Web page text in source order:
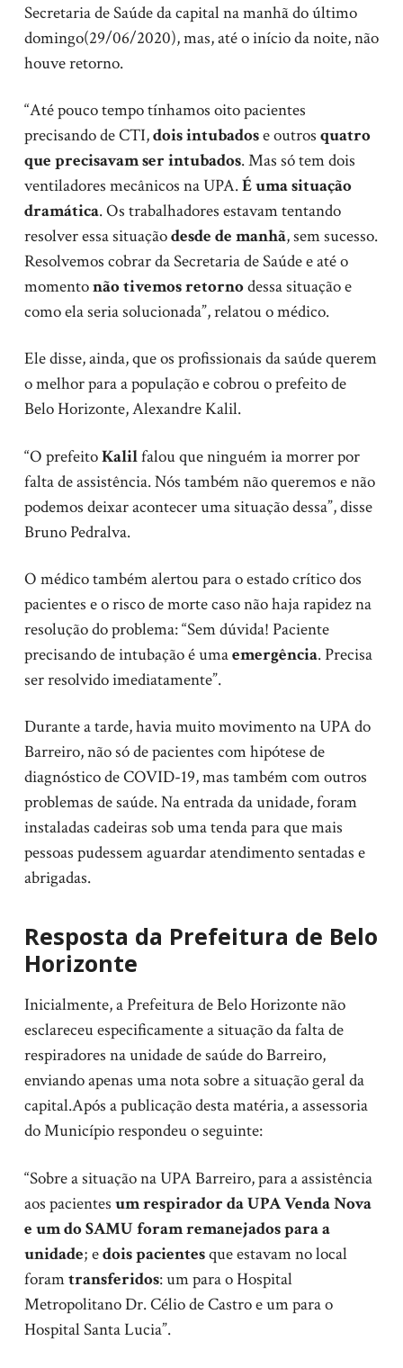
Secretaria de Saúde da capital na manhã do último
domingo(29/06/2020), mas, até o início da noite, não
houve retorno.
“Até pouco tempo tínhamos oito pacientes
precisando de CTI,dois intubadose outros quatro
que precisavam ser intubados. Mas só tem dois
ventiladores mecânicos na UPA.É uma situação
dramática. Os trabalhadores estavam tentando
resolver essa situaçãodesde de manhã, sem sucesso.
Resolvemos cobrar da Secretaria de Saúde e até o
momentonão tivemos retornodessa situação e
como ela seria solucionada”, relatou o médico.
Ele disse, ainda, que os profissionais da saúde querem
o melhor para a população e cobrou o prefeito de
Belo Horizonte, Alexandre Kalil.
“O prefeitoKalilfalou que ninguém ia morrer por
falta de assistência. Nós também não queremos e não
podemos deixar acontecer uma situação dessa”, disse
Bruno Pedralva.
O médico também alertou para o estado crítico dos
pacientes e o risco de morte caso não haja rapidez na
resolução do problema: “Sem dúvida! Paciente
precisando de intubação é umaemergência. Precisa
ser resolvido imediatamente”.
Durante a tarde, havia muito movimento na UPA do
Barreiro, não só de pacientes com hipótese de
diagnóstico de COVID-19, mas também com outros
problemas de saúde. Na entrada da unidade, foram
instaladas cadeiras sob uma tenda para que mais
pessoas pudessem aguardar atendimento sentadas e
abrigadas.
Resposta da Prefeitura de Belo
Horizonte
Inicialmente, a Prefeitura de Belo Horizonte não
esclareceu especificamente a situação da falta de
respiradores na unidade de saúde do Barreiro,
enviando apenas uma nota sobre a situação geral da
capital.Após a publicação desta matéria, a assessoria
do Município respondeu o seguinte:
“Sobre a situação na UPA Barreiro, para a assistência
aos pacientes um respirador da UPA Venda Nova
e um do SAMU foram remanejados para a
unidade; edois pacientesque estavam no local
foramtransferidos: um para o Hospital
Metropolitano Dr. Célio de Castro e um para o
Hospital Santa Lucia”.